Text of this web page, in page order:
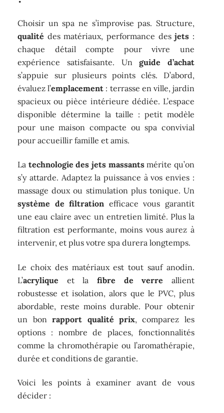
Choisir un spa ne s’improvise pas. Structure,
qualité des matériaux, performance desjets :
chaque détail compte pour vivre une
expérience satisfaisante. Unguide d’achat
s’appuie sur plusieurs points clés. D’abord,
évaluez l’emplacement : terrasse en ville, jardin
spacieux ou pièce intérieure dédiée. L’espace
disponible détermine la taille : petit modèle
pour une maison compacte ou spa convivial
pour accueillir famille et amis.
La technologie des jets massantsmérite qu’on
s’y attarde. Adaptez la puissance à vos envies :
massage doux ou stimulation plus tonique. Un
système de filtration efficace vous garantit
une eau claire avec un entretien limité. Plus la
filtration est performante, moins vous aurez à
intervenir, et plus votre spa durera longtemps.
Le choix des matériaux est tout sauf anodin.
L’acrylique et la fibre de verre allient
robustesse et isolation, alors que le PVC, plus
abordable, reste moins durable. Pour obtenir
un bonrapport qualité prix, comparez les
options : nombre de places, fonctionnalités
comme la chromothérapie ou l’aromathérapie,
durée et conditions de garantie.
Voici les points à examiner avant de vous
décider :